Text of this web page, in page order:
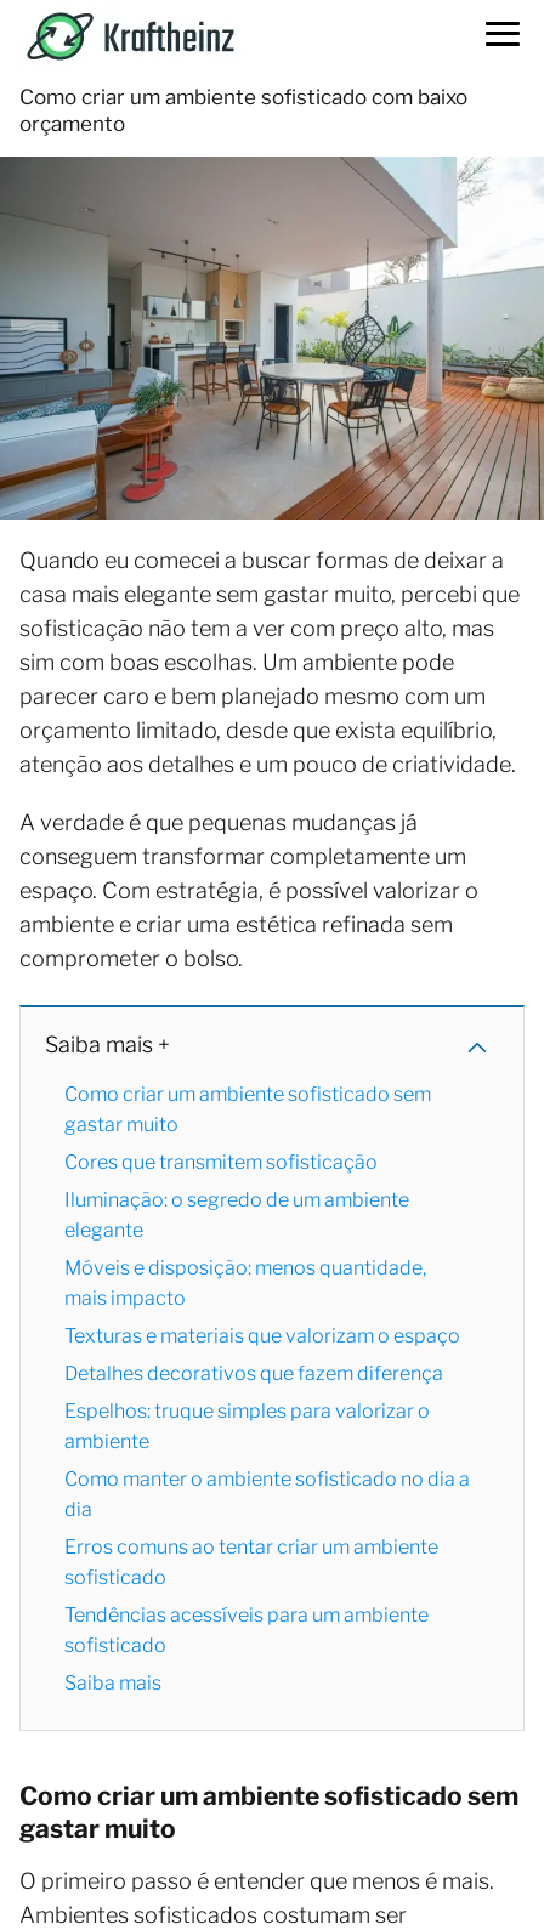
Como criar um ambiente sofisticado com baixo
orçamento
Quando eu comecei a buscar formas de deixar a
casa mais elegante sem gastar muito, percebi que
sofisticação não tem a ver com preço alto, mas
sim com boas escolhas. Um ambiente pode
parecer caro e bem planejado mesmo com um
orçamento limitado, desde que exista equilíbrio,
atenção aos detalhes e um pouco de criatividade.
A verdade é que pequenas mudanças já
conseguem transformar completamente um
espaço. Com estratégia, é possível valorizar o
ambiente e criar uma estética refinada sem
comprometer o bolso.
Saiba mais +
Como criar um ambiente sofisticado sem
gastar muito
Cores que transmitem sofisticação
Iluminação: o segredo de um ambiente
elegante
Móveis e disposição: menos quantidade,
mais impacto
Texturas e materiais que valorizam o espaço
Detalhes decorativos que fazem diferença
Espelhos: truque simples para valorizar o
ambiente
Como manter o ambiente sofisticado no dia a
dia
Erros comuns ao tentar criar um ambiente
sofisticado
Tendências acessíveis para um ambiente
sofisticado
Saiba mais
Como criar um ambiente sofisticado sem
gastar muito
O primeiro passo é entender que menos é mais.
Ambientes sofisticados costumam ser